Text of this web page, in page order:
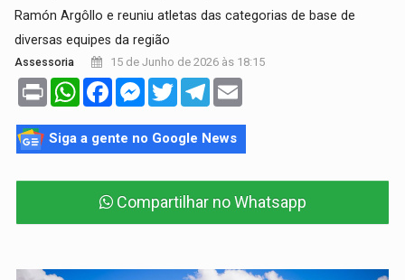
Ramón Argôllo e reuniu atletas das categorias de base de
diversas equipes da região
Assessoria 15 de Junho de 2026 às 18:15
Print WhatsAppFacebookMessenger
TwitterTelegram
Siga a gente no Google News
Compartilhar no Whatsapp